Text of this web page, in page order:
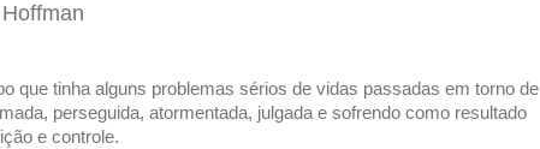
que tinha alguns problemas sérios de vidas passadas em torno de
perseguida, atormentada, julgada e sofrendo como resultado
e controle.